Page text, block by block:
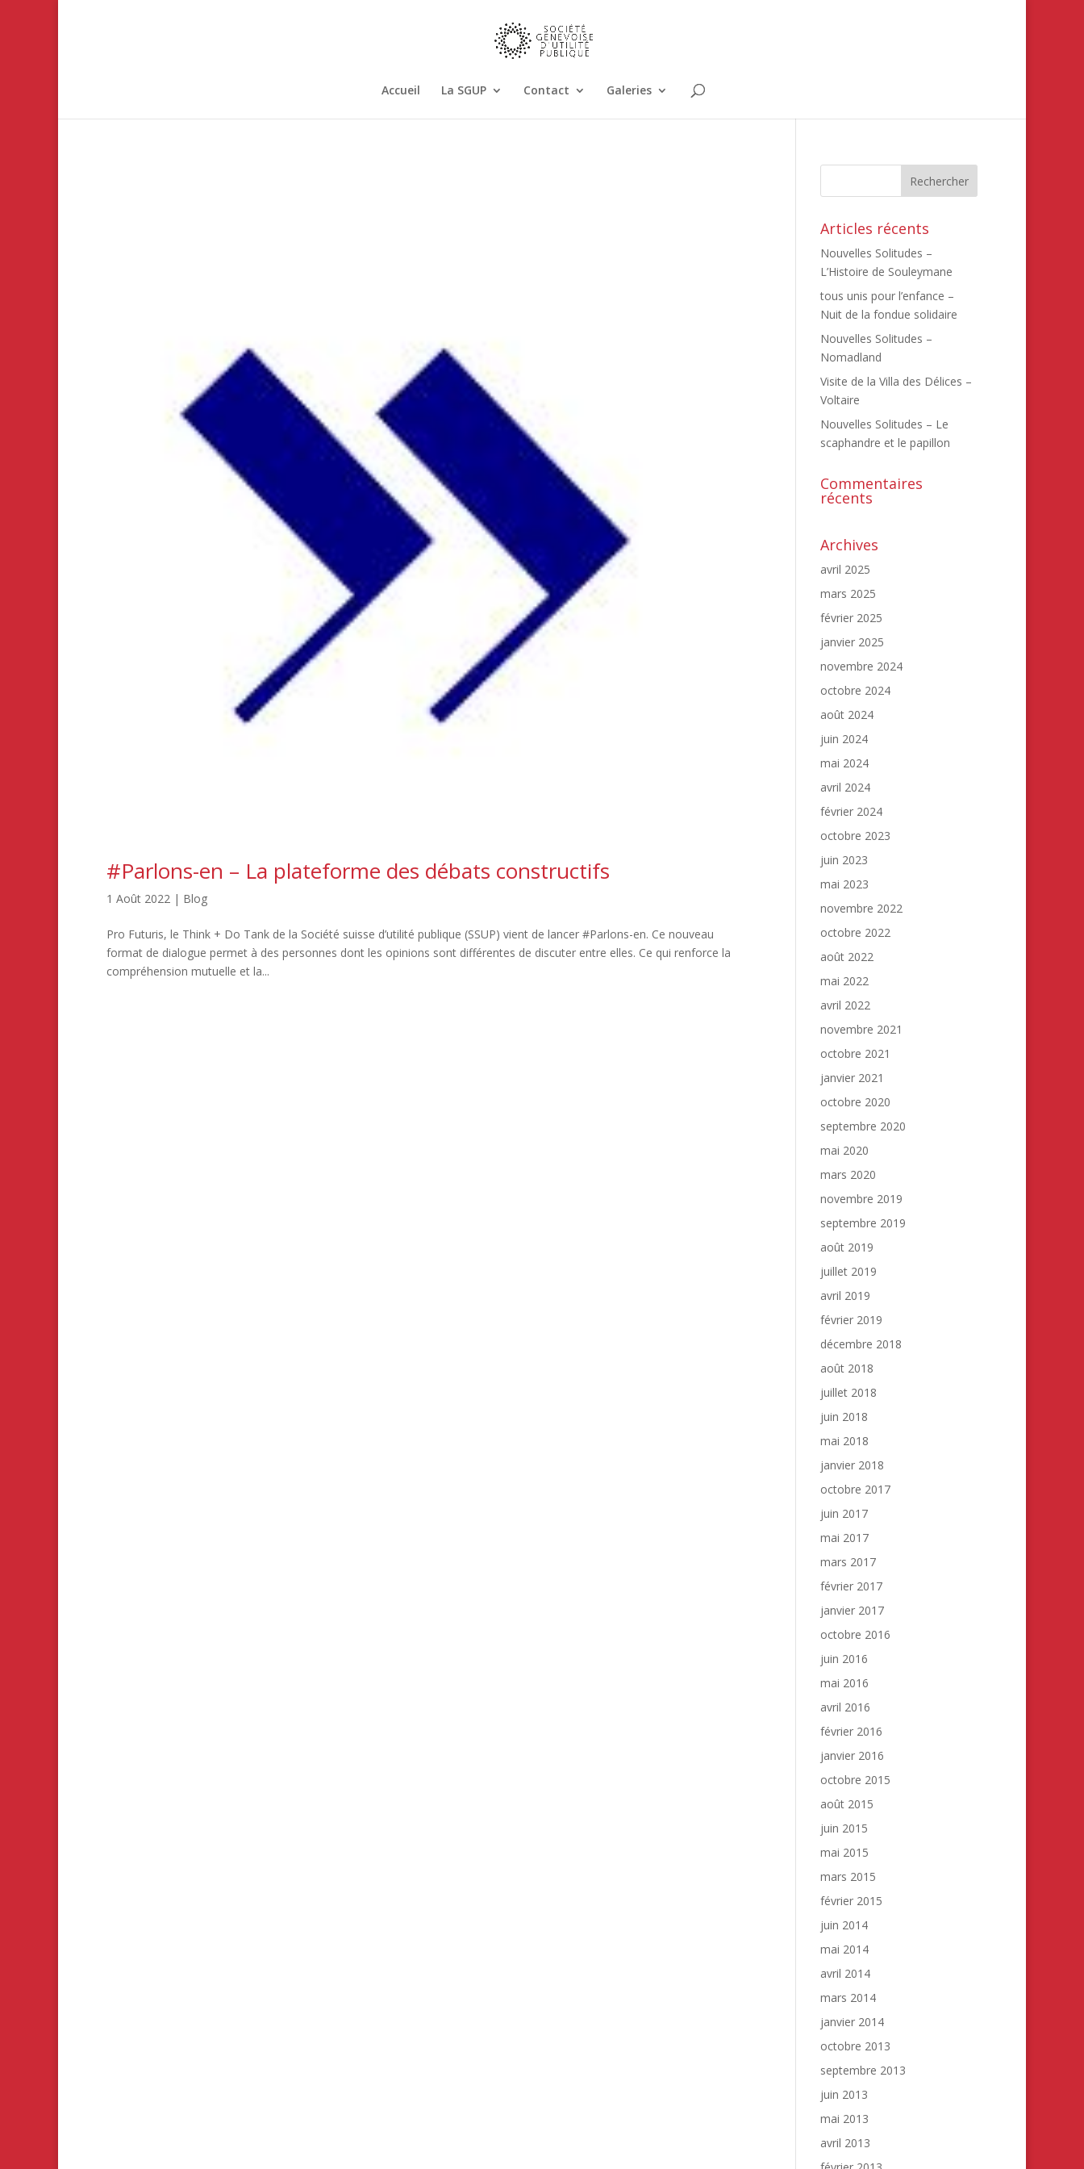
Accueil La SGUP Contact Galeries
#Parlons-en – La plateforme des débats constructifs
1 Août 2022 | Blog
Pro Futuris, le Think + Do Tank de la Société suisse d’utilité publique (SSUP) vient de lancer #Parlons-en. Ce nouveau
format de dialogue permet à des personnes dont les opinions sont différentes de discuter entre elles. Ce qui renforce la
compréhension mutuelle et la...
Articles récents
Nouvelles Solitudes –
L’Histoire de Souleymane
tous unis pour l’enfance –
Nuit de la fondue solidaire
Nouvelles Solitudes –
Nomadland
Visite de la Villa des Délices –
Voltaire
Nouvelles Solitudes – Le
scaphandre et le papillon
Commentaires
récents
Archives
avril 2025
mars 2025
février 2025
janvier 2025
novembre 2024
octobre 2024
août 2024
juin 2024
mai 2024
avril 2024
février 2024
octobre 2023
juin 2023
mai 2023
novembre 2022
octobre 2022
août 2022
mai 2022
avril 2022
novembre 2021
octobre 2021
janvier 2021
octobre 2020
septembre 2020
mai 2020
mars 2020
novembre 2019
septembre 2019
août 2019
juillet 2019
avril 2019
février 2019
décembre 2018
août 2018
juillet 2018
juin 2018
mai 2018
janvier 2018
octobre 2017
juin 2017
mai 2017
mars 2017
février 2017
janvier 2017
octobre 2016
juin 2016
mai 2016
avril 2016
février 2016
janvier 2016
octobre 2015
août 2015
juin 2015
mai 2015
mars 2015
février 2015
juin 2014
mai 2014
avril 2014
mars 2014
janvier 2014
octobre 2013
septembre 2013
juin 2013
mai 2013
avril 2013